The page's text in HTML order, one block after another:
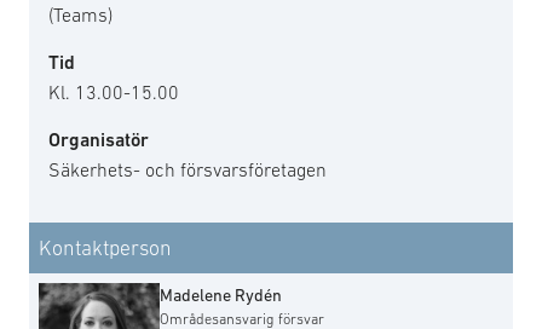
(Teams)
Tid
Kl. 13.00-15.00
Organisatör
Säkerhets- och försvarsföretagen
Kontaktperson
Madelene Rydén
Områdesansvarig försvar